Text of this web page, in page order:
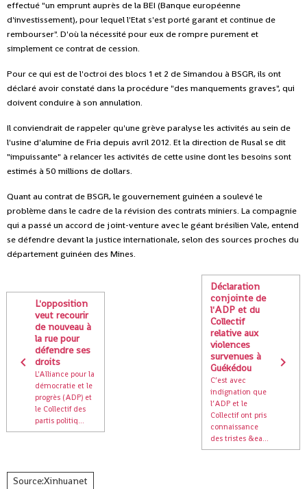
effectué "un emprunt auprès de la BEI (Banque européenne
d'investissement), pour lequel l'Etat s'est porté garant et continue de
rembourser". D'où la nécessité pour eux de rompre purement et
simplement ce contrat de cession.
Pour ce qui est de l'octroi des blocs 1 et 2 de Simandou à BSGR, ils ont
déclaré avoir constaté dans la procédure "des manquements graves", qui
doivent conduire à son annulation.
Il conviendrait de rappeler qu'une grève paralyse les activités au sein de
l'usine d'alumine de Fria depuis avril 2012. Et la direction de Rusal se dit
"impuissante" à relancer les activités de cette usine dont les besoins sont
estimés à 50 millions de dollars.
Quant au contrat de BSGR, le gouvernement guinéen a soulevé le
problème dans le cadre de la révision des contrats miniers. La compagnie
qui a passé un accord de joint-venture avec le géant brésilien Vale, entend
se défendre devant la justice internationale, selon des sources proches du
département guinéen des Mines.
L'opposition
veut recourir
de nouveau à
la rue pour
défendre ses
droits
L'Alliance pour la
démocratie et le
progrès (ADP) et
le Collectif des
partis politiq...
Déclaration
conjointe de
l'ADP et du
Collectif
relative aux
violences
survenues à
Guékédou
C’est avec
indignation que
l’ADP et le
Collectif ont pris
connaissance
des tristes &ea...
Source:Xinhuanet